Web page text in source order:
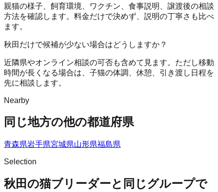
親猫の様子、飼育環境、ワクチン、食事説明、譲渡後の相談
方法を確認します。料金だけで決めず、説明の丁寧さも比べ
ます。
秋田だけで候補が少ない場合はどうしますか？
近隣県やオンライン相談の可否も含めて見ます。ただし移動
時間が長くなる場合は、子猫の体調、休憩、引き渡し日程を
先に相談します。
Nearby
同じ地方の他の都道府県
青森県岩手県宮城県山形県福島県
Selection
秋田の猫ブリーダーと同じグループで